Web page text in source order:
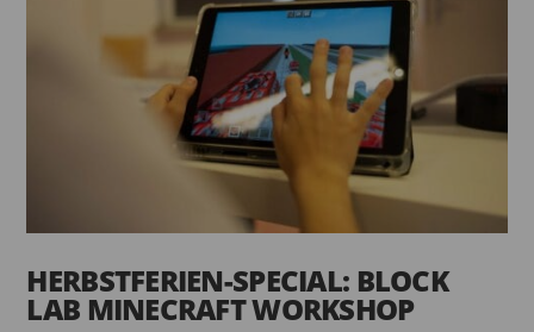
HERBSTFERIEN-SPECIAL: BLOCK
LAB MINECRAFT WORKSHOP